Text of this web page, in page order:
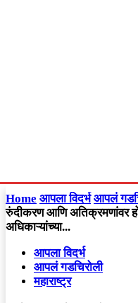
Home आपला विदर्भ आपलं
रुंदीकरण आणि अतिक्रमणांवर
अधिकाऱ्यांच्या...
आपला विदर्भ
आपलं गडचिरोली
महाराष्ट्र